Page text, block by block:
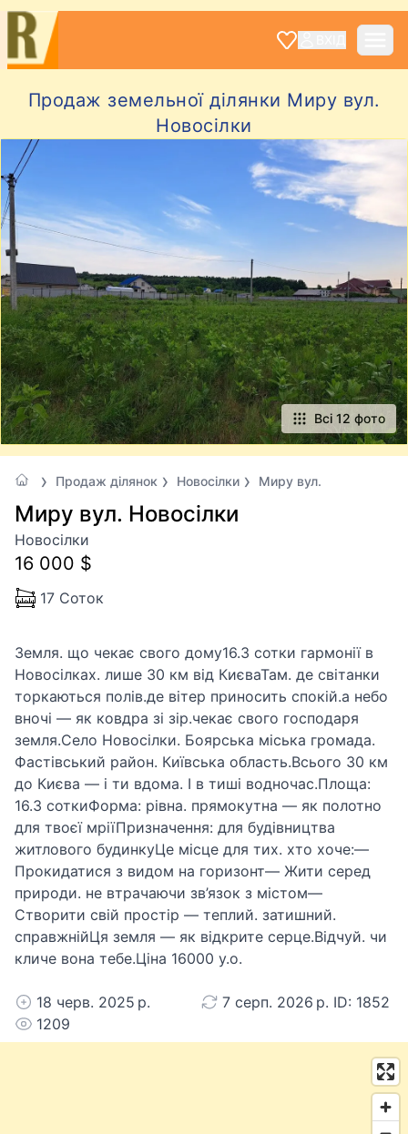
Продаж земельної ділянки Миру вул.
Новосілки
Всі 12 фото
Продаж ділянок Новосілки Миру вул.
Миру вул. Новосілки
Новосілки
16 000 $
17 Соток
Земля. що чекає свого дому16.3 сотки гармонії в
Новосілках. лише 30 км від КиєваТам. де світанки
торкаються полів.де вітер приносить спокій.а небо
вночі — як ковдра зі зір.чекає свого господаря
земля.Село Новосілки. Боярська міська громада.
Фастівський район. Київська область.Всього 30 км
до Києва — і ти вдома. І в тиші водночас.Площа:
16.3 соткиФорма: рівна. прямокутна — як полотно
для твоєї мріїПризначення: для будівництва
житлового будинкуЦе місце для тих. хто хоче:—
Прокидатися з видом на горизонт— Жити серед
природи. не втрачаючи зв’язок з містом—
Створити свій простір — теплий. затишний.
справжнійЦя земля — як відкрите серце.Відчуй. чи
кличе вона тебе.Ціна 16000 у.о.
18 черв. 2025 р.
7 серп. 2026 р. ID: 1852
1209